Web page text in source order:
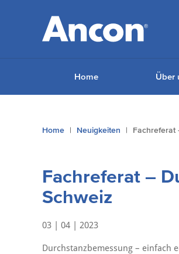
Home Über
You
Home Neuigkeiten Fachreferat
Fachreferat –
Schweiz
03 | 04 | 2023
Durchstanzbemessung – einfach